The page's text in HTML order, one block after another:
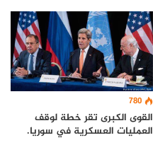
780
القوى الكبرى تقر خطة لوقف
العمليات العسكرية في سوريا.